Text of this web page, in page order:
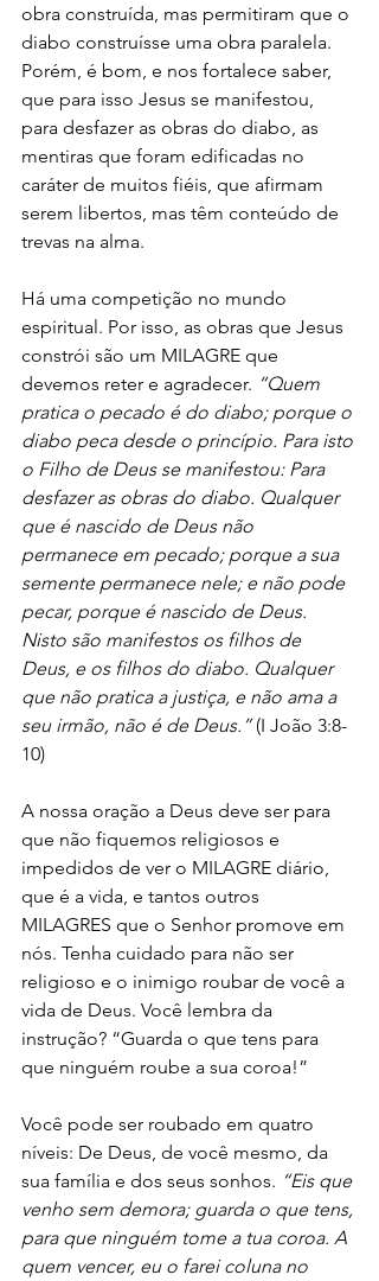
obra construída, mas permitiram que o
diabo construísse uma obra paralela.
Porém, é bom, e nos fortalece saber,
que para isso Jesus se manifestou,
para desfazer as obras do diabo, as
mentiras que foram edificadas no
caráter de muitos fiéis, que afirmam
serem libertos, mas têm conteúdo de
trevas na alma.
Há uma competição no mundo
espiritual. Por isso, as obras que Jesus
constrói são um MILAGRE que
devemos reter e agradecer. “Quem
pratica o pecado é do diabo; porque o
diabo peca desde o princípio. Para isto
o Filho de Deus se manifestou: Para
desfazer as obras do diabo. Qualquer
que é nascido de Deus não
permanece em pecado; porque a sua
semente permanece nele; e não pode
pecar, porque é nascido de Deus.
Nisto são manifestos os filhos de
Deus, e os filhos do diabo. Qualquer
que não pratica a justiça, e não ama a
seu irmão, não é de Deus.” (I João 3:8-
10)
A nossa oração a Deus deve ser para
que não fiquemos religiosos e
impedidos de ver o MILAGRE diário,
que é a vida, e tantos outros
MILAGRES que o Senhor promove em
nós. Tenha cuidado para não ser
religioso e o inimigo roubar de você a
vida de Deus. Você lembra da
instrução? “Guarda o que tens para
que ninguém roube a sua coroa!”
Você pode ser roubado em quatro
níveis: De Deus, de você mesmo, da
sua família e dos seus sonhos. “Eis que
venho sem demora; guarda o que tens,
para que ninguém tome a tua coroa. A
quem vencer, eu o farei coluna no